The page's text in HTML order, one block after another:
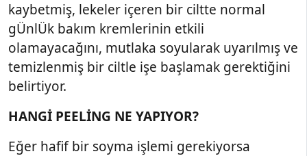
kaybetmiş, lekeler içeren bir ciltte normal
gÜnlÜk bakım kremlerinin etkili
olamayacağını, mutlaka soyularak uyarılmış ve
temizlenmiş bir ciltle işe başlamak gerektiğini
belirtiyor.
HANGİ PEELİNG NE YAPIYOR?
Eğer hafif bir soyma işlemi gerekiyorsa